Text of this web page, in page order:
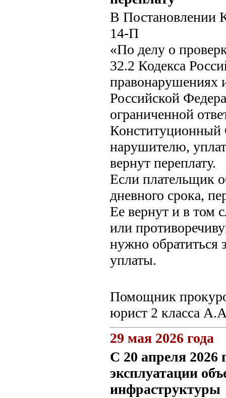
В Постановлении
14-П
«По делу о
32.2 Кодекса
правонарушениях
Российской
ограниченной
Конституционный
нарушителю,
вернут переплату.
Если плательщик
дневного срока,
Ее вернут и в том
или
нужно обратиться
уплаты.
Помощник
юрист 2 класса
29 мая 2026 года
С 20 апреля
эксплуатации
инфраструктуры